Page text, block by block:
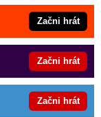
Začni hrát
Začni hrát
Začni hrát